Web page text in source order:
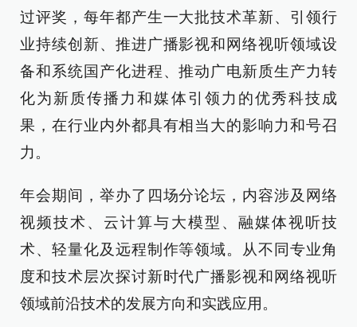
过评奖，每年都产生一大批技术革新、引领行
业持续创新、推进广播影视和网络视听领域设
备和系统国产化进程、推动广电新质生产力转
化为新质传播力和媒体引领力的优秀科技成
果，在行业内外都具有相当大的影响力和号召
力。
年会期间，举办了四场分论坛，内容涉及网络
视频技术、云计算与大模型、融媒体视听技
术、轻量化及远程制作等领域。从不同专业角
度和技术层次探讨新时代广播影视和网络视听
领域前沿技术的发展方向和实践应用。